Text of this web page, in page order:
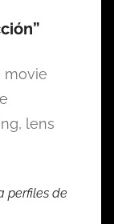
movie
lens
perfiles de